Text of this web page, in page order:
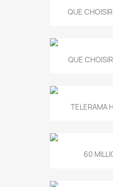
QUE
QUE
TELERAMA
60